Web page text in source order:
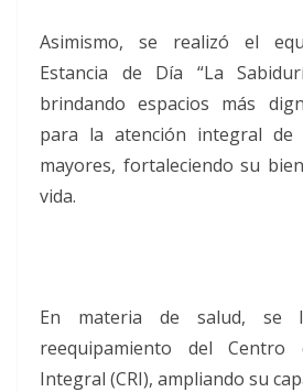
Asimismo, se realizó el
Estancia de Día “La
brindando espacios más
para la atención integral de
mayores, fortaleciendo su
vida.
En materia de salud, se
reequipamiento del Centro
Integral (CRI), ampliando su